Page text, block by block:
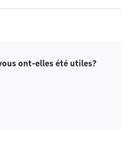
ont-elles été utiles?